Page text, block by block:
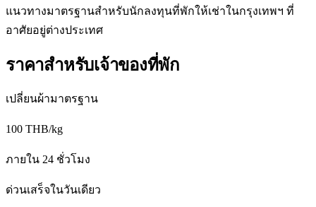
แนวทางมาตรฐานสำหรับนักลงทุนที่พักให้เช่าในกรุงเทพฯ ที่
อาศัยอยู่ต่างประเทศ
ราคาสำหรับเจ้าของที่พัก
เปลี่ยนผ้ามาตรฐาน
100 THB/kg
ภายใน 24 ชั่วโมง
ด่วนเสร็จในวันเดียว